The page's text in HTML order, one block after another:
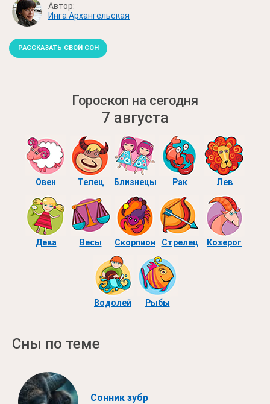
Автор:
Инга Архангельская
РАССКАЗАТЬ СВОЙ СОН
Гороскоп на сегодня
7 августа
Овен Телец Близнецы Рак Лев
Дева Весы Скорпион Стрелец Козерог
Водолей Рыбы
Сны по теме
Сонник зубр